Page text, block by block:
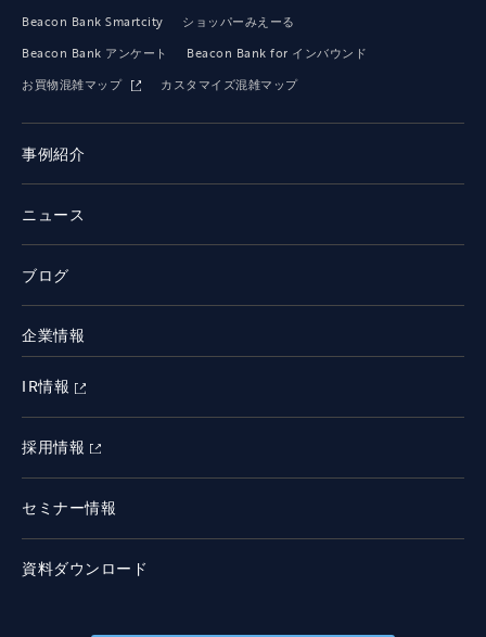
Beacon Bank Smartcity
ショッパーみえーる
Beacon Bank アンケート
Beacon Bank for インバウンド
お買物混雑マップ
カスタマイズ混雑マップ
事例紹介
ニュース
ブログ
企業情報
IR情報
採用情報
セミナー情報
資料ダウンロード